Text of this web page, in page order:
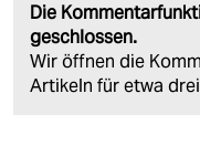
Die
geschlossen.
Wir öffnen die
Artikeln für etwa